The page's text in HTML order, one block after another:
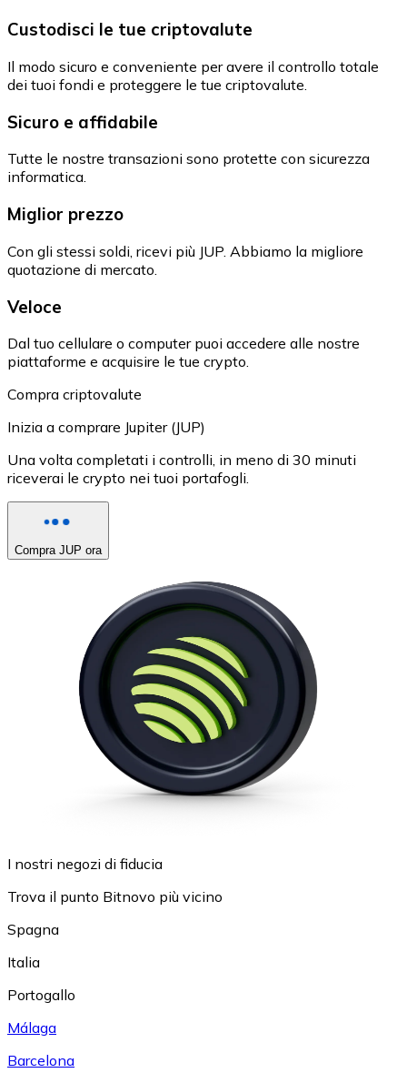
Custodisci le tue criptovalute
Il modo sicuro e conveniente per avere il controllo totale
dei tuoi fondi e proteggere le tue criptovalute.
Sicuro e affidabile
Tutte le nostre transazioni sono protette con sicurezza
informatica.
Miglior prezzo
Con gli stessi soldi, ricevi più JUP. Abbiamo la migliore
quotazione di mercato.
Veloce
Dal tuo cellulare o computer puoi accedere alle nostre
piattaforme e acquisire le tue crypto.
Compra criptovalute
Inizia a comprare Jupiter (JUP)
Una volta completati i controlli, in meno di 30 minuti
riceverai le crypto nei tuoi portafogli.
Compra JUP ora
I nostri negozi di fiducia
Trova il punto Bitnovo più vicino
Spagna
Italia
Portogallo
Málaga
Barcelona